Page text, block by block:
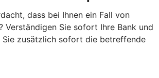
dass bei Ihnen ein Fall von
Verständigen Sie sofort Ihre Bank und
Sie zusätzlich sofort die betreffende